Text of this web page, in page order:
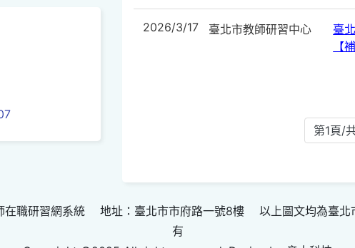
2026/3/17 臺北市教師研習中心
臺
【
第1頁/
在職研習網系統 地址：臺北市市府路一號8樓 以上圖文均為臺北
有